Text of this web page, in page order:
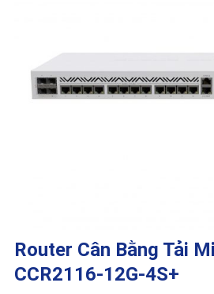
Router Cân Bằng Tải
CCR2116-12G-4S+